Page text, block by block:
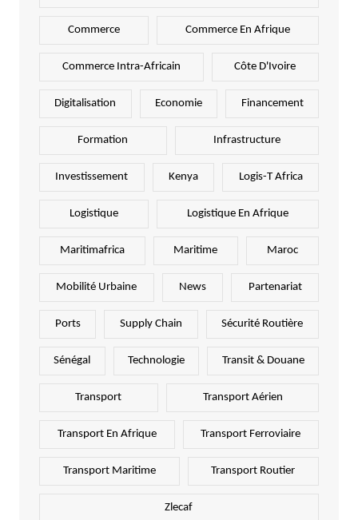
Commerce Commerce En Afrique
Commerce Intra-Africain Côte D'Ivoire
Digitalisation Economie Financement
Formation Infrastructure
Investissement Kenya Logis-T Africa
Logistique Logistique En Afrique
Maritimafrica Maritime Maroc
Mobilité Urbaine News Partenariat
Ports Supply Chain Sécurité Routière
Sénégal Technologie Transit & Douane
Transport Transport Aérien
Transport En Afrique Transport Ferroviaire
Transport Maritime Transport Routier
Zlecaf